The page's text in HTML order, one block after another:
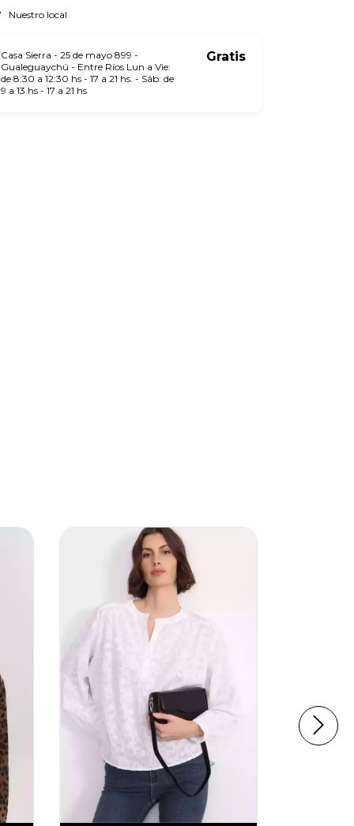
Nuestro local
Casa Sierra - 25 de mayo 899 -
Gualeguaychú - Entre Ríos Lun a Vie:
de 8:30 a 12:30 hs - 17 a 21 hs. - Sáb: de
9 a 13 hs - 17 a 21 hs
Gratis